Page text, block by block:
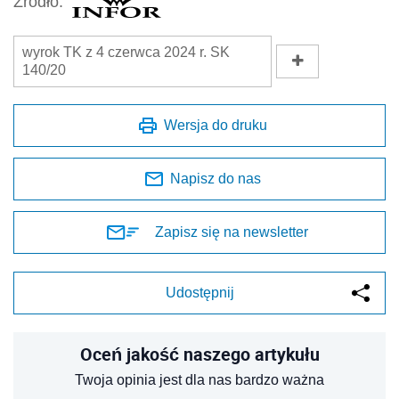
wyrok TK z 4 czerwca 2024 r. SK
140/20
Wersja do druku
Napisz do nas
Zapisz się na newsletter
Udostępnij
Oceń jakość naszego artykułu
Twoja opinia jest dla nas bardzo ważna